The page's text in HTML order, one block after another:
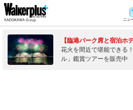
ニュ
【臨港パーク席と宿泊ホ
花火を間近で堪能できる
ル」鑑賞ツアーを販売中